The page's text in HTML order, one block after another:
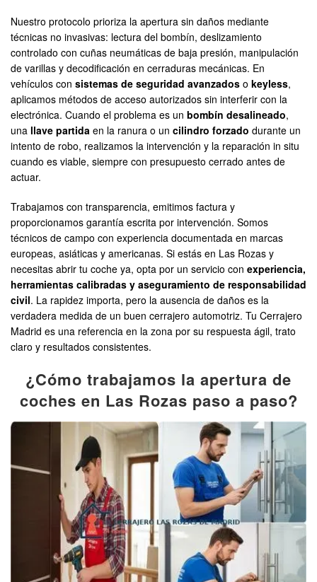
Nuestro protocolo prioriza la apertura sin daños mediante
técnicas no invasivas: lectura del bombín, deslizamiento
controlado con cuñas neumáticas de baja presión, manipulación
de varillas y decodificación en cerraduras mecánicas. En
vehículos con sistemas de seguridad avanzados o keyless,
aplicamos métodos de acceso autorizados sin interferir con la
electrónica. Cuando el problema es un bombín desalineado,
una llave partida en la ranura o un cilindro forzado durante un
intento de robo, realizamos la intervención y la reparación in situ
cuando es viable, siempre con presupuesto cerrado antes de
actuar.
Trabajamos con transparencia, emitimos factura y
proporcionamos garantía escrita por intervención. Somos
técnicos de campo con experiencia documentada en marcas
europeas, asiáticas y americanas. Si estás en Las Rozas y
necesitas abrir tu coche ya, opta por un servicio con experiencia,
herramientas calibradas y aseguramiento de responsabilidad
civil. La rapidez importa, pero la ausencia de daños es la
verdadera medida de un buen cerrajero automotriz. Tu Cerrajero
Madrid es una referencia en la zona por su respuesta ágil, trato
claro y resultados consistentes.
¿Cómo trabajamos la apertura de
coches en Las Rozas paso a paso?